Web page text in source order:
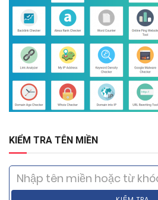
KIỂM TRA TÊN MIỀN